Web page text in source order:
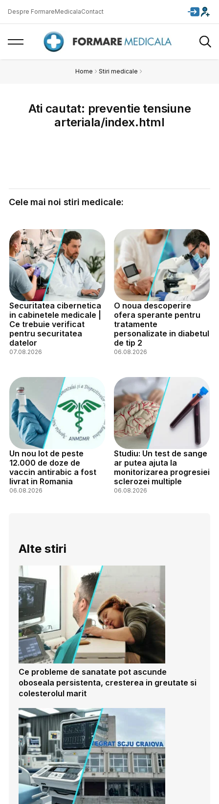
Despre FormareMedicalaContact
Home Stiri medicale
Ati cautat: preventie tensiune
arteriala/index.html
Cele mai noi stiri medicale:
Securitatea cibernetica
in cabinetele medicale |
Ce trebuie verificat
pentru securitatea
datelor
07.08.2026
O noua descoperire
ofera sperante pentru
tratamente
personalizate in diabetul
de tip 2
06.08.2026
Un nou lot de peste
12.000 de doze de
vaccin antirabic a fost
livrat in Romania
06.08.2026
Studiu: Un test de sange
ar putea ajuta la
monitorizarea progresiei
sclerozei multiple
06.08.2026
Alte stiri
Ce probleme de sanatate pot ascunde
oboseala persistenta, cresterea in greutate si
colesterolul marit